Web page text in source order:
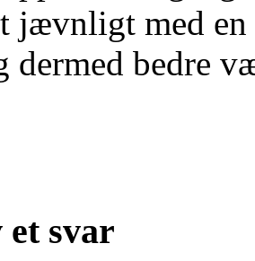
jævnligt med
dermed bedre
svar